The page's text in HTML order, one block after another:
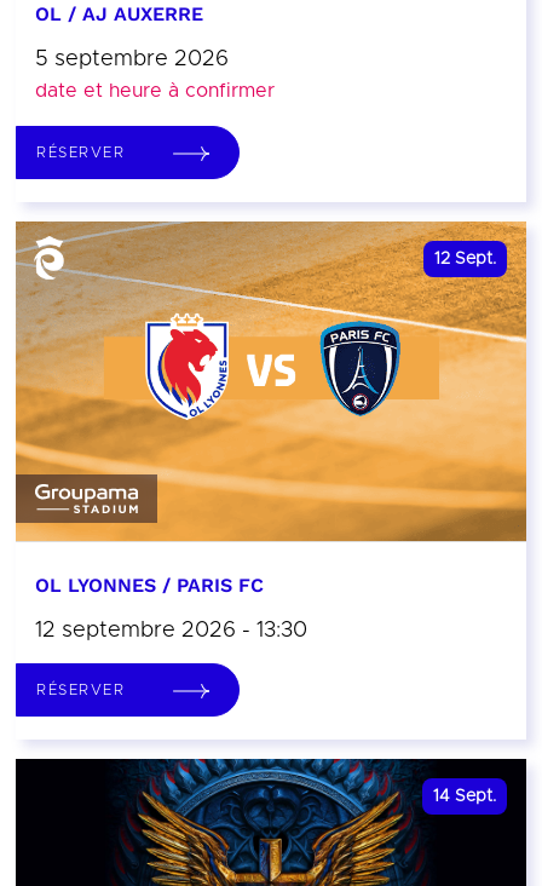
OL / AJ AUXERRE
5 septembre 2026
date et heure à confirmer
RÉSERVER
12 Sept.
OL LYONNES / PARIS FC
12 septembre 2026 - 13:30
RÉSERVER
14 Sept.